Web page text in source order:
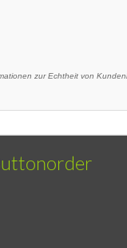
zur Echtheit von